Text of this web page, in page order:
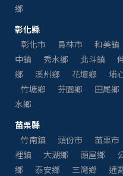
鄉
彰化縣
彰化市
員林市 和美鎮
中鎮
秀水鄉 北斗鎮
鄉
溪州鄉 花壇鄉 埔
竹塘鄉
芬園鄉 田尾鄉
水鄉
苗栗縣
竹南鎮
頭份市 苗栗市
裡鎮
大湖鄉 頭屋鄉
鄉
泰安鄉 三灣鄉 通